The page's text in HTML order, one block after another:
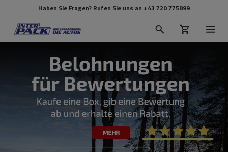
Haben Sie Fragen? Rufen Sie uns an +43 720 775899